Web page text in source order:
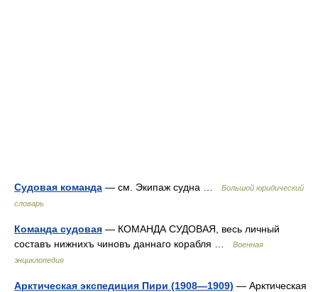
Судовая команда — см. Экипаж судна …
Большой юридический
словарь
Команда судовая — КОМАНДА СУДОВАЯ, весь личный
составъ нижнихъ чиновъ даннаго корабля …
Военная
энциклопедия
Арктическая экспедиция Пири (1908—1909) — Арктическая